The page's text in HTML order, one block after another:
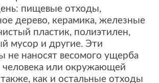
пищевые отходы,
дерево, керамика, железные
пластик, полиэтилен,
мусор и другие. Эти
не наносят весомого ущерба
человека или окружающей
как и остальные отходы